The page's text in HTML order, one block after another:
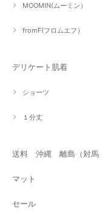
MOOMIN(ムーミン）
fromF(フロムエフ）
デリケート肌着
ショーツ
１分丈
送料 沖縄 離島（対馬・
マット
セール